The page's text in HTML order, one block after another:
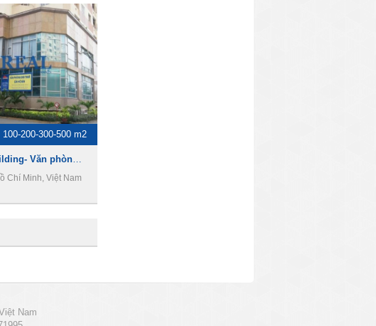
100-200-300-500 m2
Chí Minh, Việt Nam
Nam